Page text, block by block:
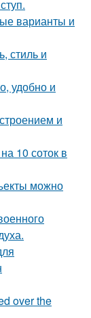
варианты и
стиль и
удобно и
и
10 соток в
можно
over the